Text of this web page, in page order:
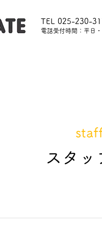
TEL 025-230-
電話受付時間：平日
スタッ